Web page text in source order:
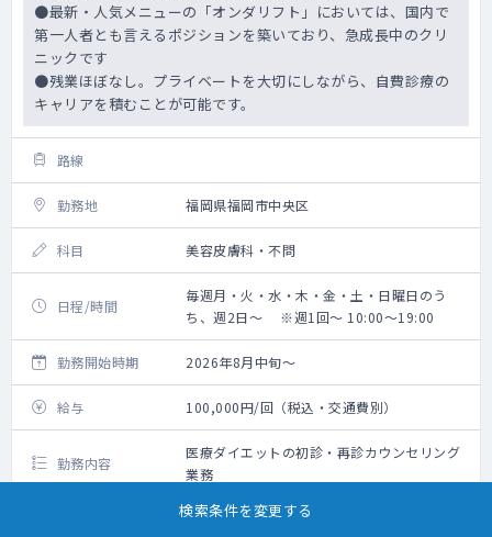
●最新・人気メニューの「オンダリフト」においては、国内で
第一人者とも言えるポジションを築いており、急成長中のクリ
ニックです
●残業ほぼなし。プライベートを大切にしながら、自費診療の
キャリアを積むことが可能です。
路線
勤務地 福岡県福岡市中央区
科目 美容皮膚科・不問
日程/時間
毎週月・火・水・木・金・土・日曜日のう
ち、週2日～ ※週1回～ 10:00～19:00
勤務開始時期 2026年8月中旬～
給与 100,000円/回（税込・交通費別）
勤務内容
医療ダイエットの初診・再診カウンセリング
業務
検索条件を変更する